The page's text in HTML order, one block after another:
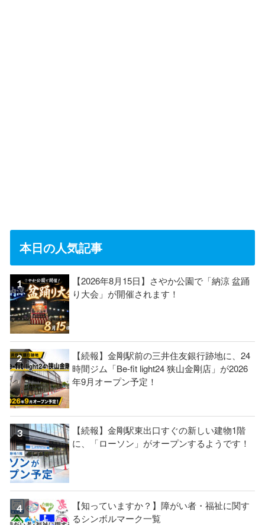
本日の人気記事
【2026年8月15日】さやか公園で「納涼 盆踊
り大会」が開催されます！
【続報】金剛駅前の三井住友銀行跡地に、24
時間ジム「Be-fit light24 狭山金剛店」が2026
年9月オープン予定！
【続報】金剛駅東出口すぐの新しい建物1階
に、「ローソン」がオープンするようです！
【知っていますか？】障がい者・福祉に関す
るシンボルマーク一覧